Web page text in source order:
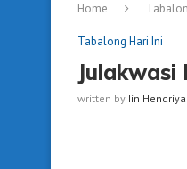
Home
Tabalong Hari Ini
Julakwasi
written by Iin